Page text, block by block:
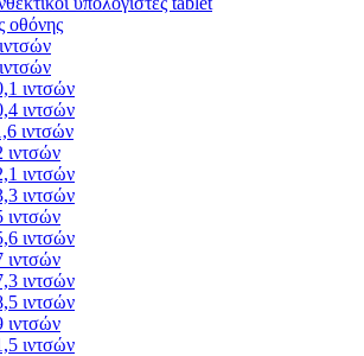
οθόνης
ιντσών
ιντσών
ιντσών
ιντσών
ιντσών
ιντσών
ιντσών
ιντσών
ιντσών
ιντσών
ιντσών
ιντσών
ιντσών